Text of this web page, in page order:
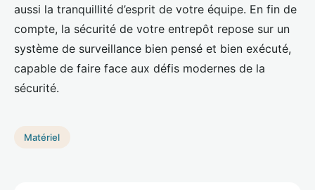
aussi la tranquillité d’esprit de votre équipe. En fin de
compte, la sécurité de votre entrepôt repose sur un
système de surveillance bien pensé et bien exécuté,
capable de faire face aux défis modernes de la
sécurité.
Matériel